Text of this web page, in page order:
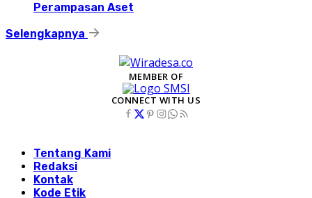
Perampasan Aset
Selengkapnya
MEMBER OF
CONNECT WITH US
Tentang Kami
Redaksi
Kontak
Kode Etik